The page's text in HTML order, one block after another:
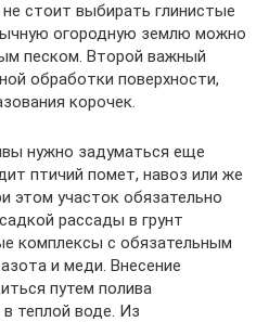
стоит выбирать глинистые
огородную землю можно
песком. Второй важный
обработки поверхности,
корочек.
нужно задуматься еще
птичий помет, навоз или же
этом участок обязательно
рассады в грунт
комплексы с обязательным
и меди. Внесение
путем полива
теплой воде. Из